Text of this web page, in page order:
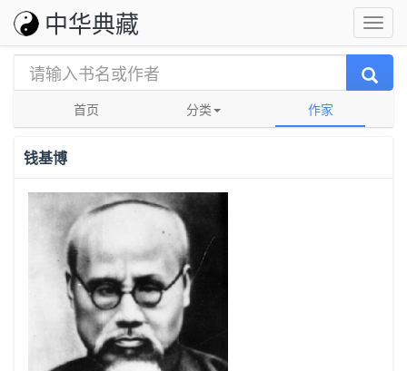
中华典藏
首页 分类 作家
钱基博